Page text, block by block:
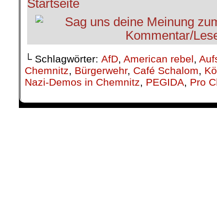
└ Schlagwörter: AfD, American rebel,
Chemnitz, Bürgerwehr, Café Schalom,
Nazi-Demos in Chemnitz, PEGIDA, Pro